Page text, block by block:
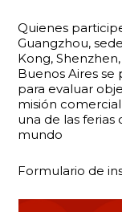
Quienes
Guangzhou,
Kong,
Buenos Aires
para evaluar
misión
una de las ferias
mundo
Formulario de